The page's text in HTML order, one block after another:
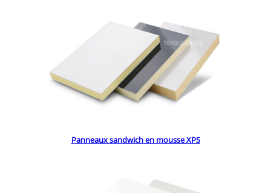
Panneaux sandwich en mousse XPS